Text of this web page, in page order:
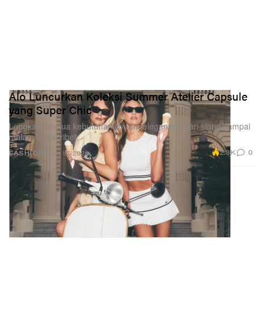
FASHION
Alo Luncurkan Koleksi Summer Atelier Capsule
yang Super Chic
Lengkapi semua kebutuhan liburan eleganmu, dari siang sampai
malam tanpa ribet.
Jun 10, 2026 2.3K 0